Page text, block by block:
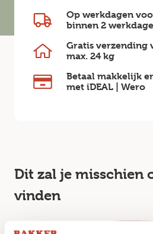
Op werkdagen
binnen 2
Gratis verzending
max. 24 kg
Betaal makkelijk
met iDEAL | Wero
Dit zal je misschien
vinden